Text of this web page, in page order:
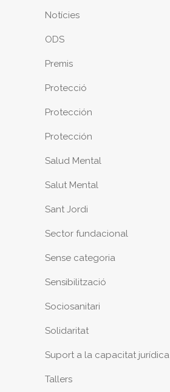
Notícies
ODS
Premis
Protecció
Protección
Protección
Salud Mental
Salut Mental
Sant Jordi
Sector fundacional
Sense categoria
Sensibilització
Sociosanitari
Solidaritat
Suport a la capacitat jurídica
Tallers